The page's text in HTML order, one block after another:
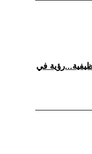
في